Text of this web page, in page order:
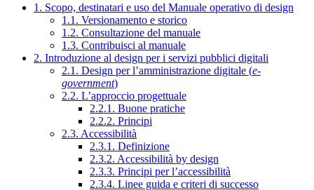
1. Scopo, destinatari e uso del Manuale operativo di design
1.1. Versionamento e storico
1.2. Consultazione del manuale
1.3. Contribuisci al manuale
2. Introduzione al design per i servizi pubblici digitali
2.1. Design per l’amministrazione digitale (e-
government)
2.2. L’approccio progettuale
2.2.1. Buone pratiche
2.2.2. Principi
2.3. Accessibilità
2.3.1. Definizione
2.3.2. Accessibilità by design
2.3.3. Principi per l’accessibilità
2.3.4. Linee guida e criteri di successo